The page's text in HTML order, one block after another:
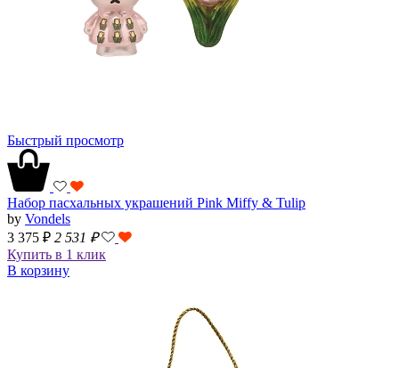
Быстрый просмотр
Набор пасхальных украшений Pink Miffy & Tulip
by Vondels
3 375 ₽ 2 531 ₽
Купить в 1 клик
В корзину